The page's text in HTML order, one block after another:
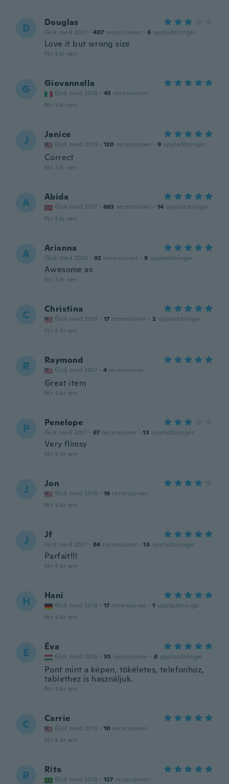
D Douglas
Gick med 2017 · 407 recensioner · 6 uppladdningar
Love it but wrong size
för 3 år sen
G Giovannella
Gick med 2018 · 45 recensioner
för 3 år sen
J Janice
Gick med 2019 · 120 recensioner · 9 uppladdningar
Correct
för 3 år sen
A Abida
Gick med 2017 · 663 recensioner · 14 uppladdningar
för 3 år sen
A Arianna
Gick med 2020 · 92 recensioner · 9 uppladdningar
Awesome as
för 3 år sen
C Christina
Gick med 2018 · 17 recensioner · 2 uppladdningar
för 4 år sen
R Raymond
Gick med 2017 · 4 recensioner
Great item
för 4 år sen
P Penelope
Gick med 2017 · 67 recensioner · 13 uppladdningar
Very flimsy
för 4 år sen
J Jon
Gick med 2016 · 16 recensioner
för 4 år sen
J Jf
Gick med 2021 · 84 recensioner · 13 uppladdningar
Parfait!!!
för 4 år sen
H Hani
Gick med 2018 · 17 recensioner · 1 uppladdningar
för 4 år sen
É Éva
Gick med 2018 · 35 recensioner · 6 uppladdningar
Pont mint a képen, tökéletes, telefonhoz,
tablethez is használjuk.
för 4 år sen
C Carrie
Gick med 2018 · 10 recensioner
för 4 år sen
R Rita
Gick med 2018 · 127 recensioner